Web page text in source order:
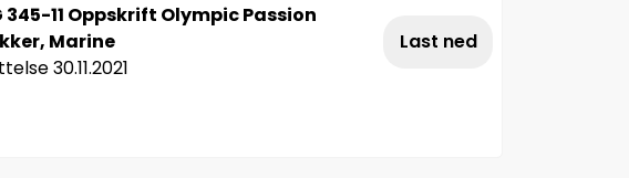
345-11 Oppskrift Olympic Passion
Marine
30.11.2021
Last ned